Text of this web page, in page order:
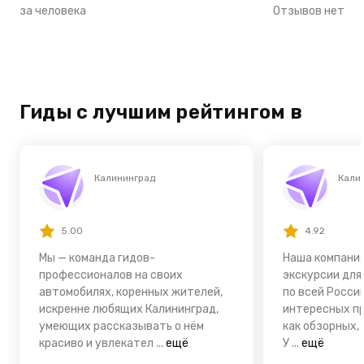
за человека Отзывов нет
Гиды с лучшим рейтингом в
Калининград
5.00
Мы — команда гидов-
профессионалов на своих
автомобилях, коренных жителей,
искренне любящих Калининград,
умеющих рассказывать о нём
красиво и увлекател ... ещё
4.92
Наша
экскурсии
по всей
интересных
как обзорных,
У... ещё